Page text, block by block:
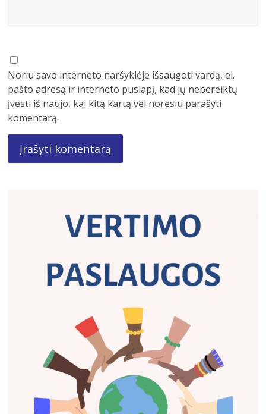
Noriu savo interneto naršyklėje išsaugoti vardą, el.
pašto adresą ir interneto puslapį, kad jų nebereiktų
įvesti iš naujo, kai kitą kartą vėl norėsiu parašyti
komentarą.